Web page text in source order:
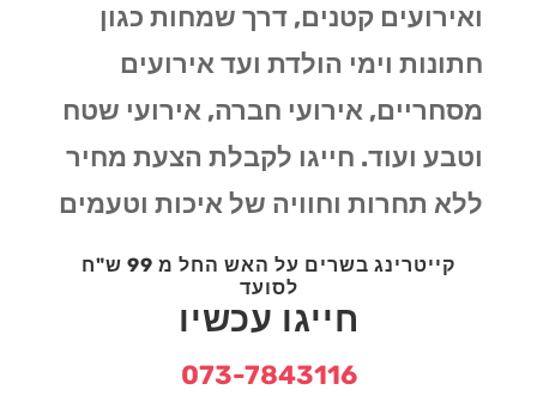
ואירועים קטנים, דרך שמחות כגון
חתונות וימי הולדת ועד אירועים
מסחריים, אירועי חברה, אירועי שטח
וטבע ועוד. חייגו לקבלת הצעת מחיר
ללא תחרות וחוויה של איכות וטעמים
קייטרינג בשרים על האש החל מ 99 ש"ח
לסועד
חייגו עכשיו
073-7843116